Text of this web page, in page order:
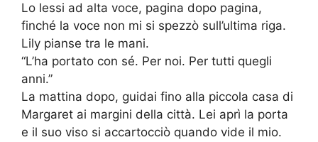
Lo lessi ad alta voce, pagina dopo pagina,
finché la voce non mi si spezzò sull’ultima riga.
Lily pianse tra le mani.
“L’ha portato con sé. Per noi. Per tutti quegli
anni.”
La mattina dopo, guidai fino alla piccola casa di
Margaret ai margini della città. Lei aprì la porta
e il suo viso si accartocciò quando vide il mio.